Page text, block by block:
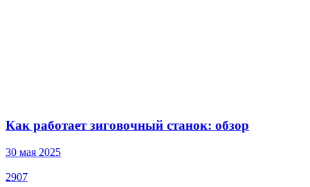
Как работает зиговочный станок: обзор
30 мая 2025
2907